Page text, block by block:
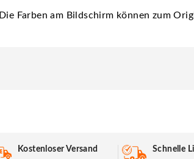
Die Farben am Bildschirm können zum
Kostenloser Versand
Schnelle